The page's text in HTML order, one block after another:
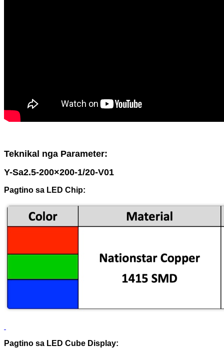
Teknikal nga Parameter:
Y-Sa2.5-200×200-1/20-V01
Pagtino sa LED Chip:
Pagtino sa LED Cube Display: